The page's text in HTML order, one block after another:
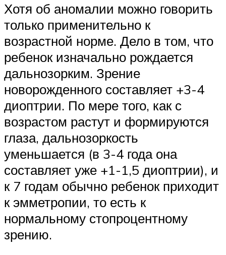
Хотя об аномалии можно говорить
только применительно к
возрастной норме. Дело в том, что
ребенок изначально рождается
дальнозорким. Зрение
новорожденного составляет +3-4
диоптрии. По мере того, как с
возрастом растут и формируются
глаза, дальнозоркость
уменьшается (в 3-4 года она
составляет уже +1-1,5 диоптрии), и
к 7 годам обычно ребенок приходит
к эмметропии, то есть к
нормальному стопроцентному
зрению.